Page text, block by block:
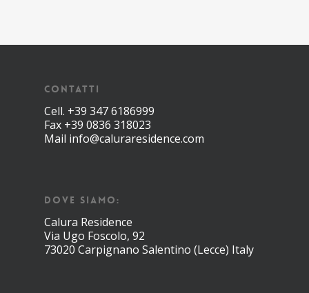
CONTATTI
Cell. +39 347 6186999
Fax +39 0836 318023
Mail info@caluraresidence.com
DOVE SIAMO:
Calura Residence
Via Ugo Foscolo, 92
73020 Carpignano Salentino (Lecce) Italy